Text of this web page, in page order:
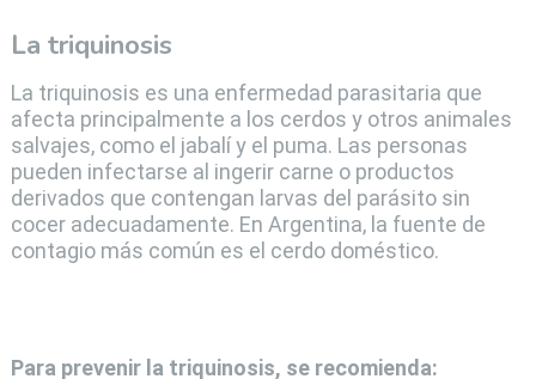
La triquinosis
La triquinosis es una enfermedad parasitaria que
afecta principalmente a los cerdos y otros animales
salvajes, como el jabalí y el puma. Las personas
pueden infectarse al ingerir carne o productos
derivados que contengan larvas del parásito sin
cocer adecuadamente. En Argentina, la fuente de
contagio más común es el cerdo doméstico.
Para prevenir la triquinosis, se recomienda: